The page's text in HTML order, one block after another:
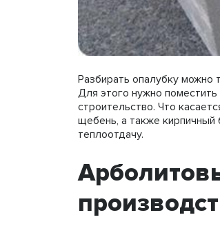
Разбирать опалубку можно
Для этого нужно
строительство. Что
щебень, а также кирпичный
теплоотдачу.